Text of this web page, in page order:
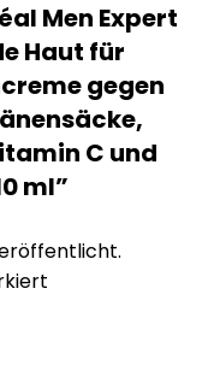
Men Expert
Haut für
gegen
C und
ml”